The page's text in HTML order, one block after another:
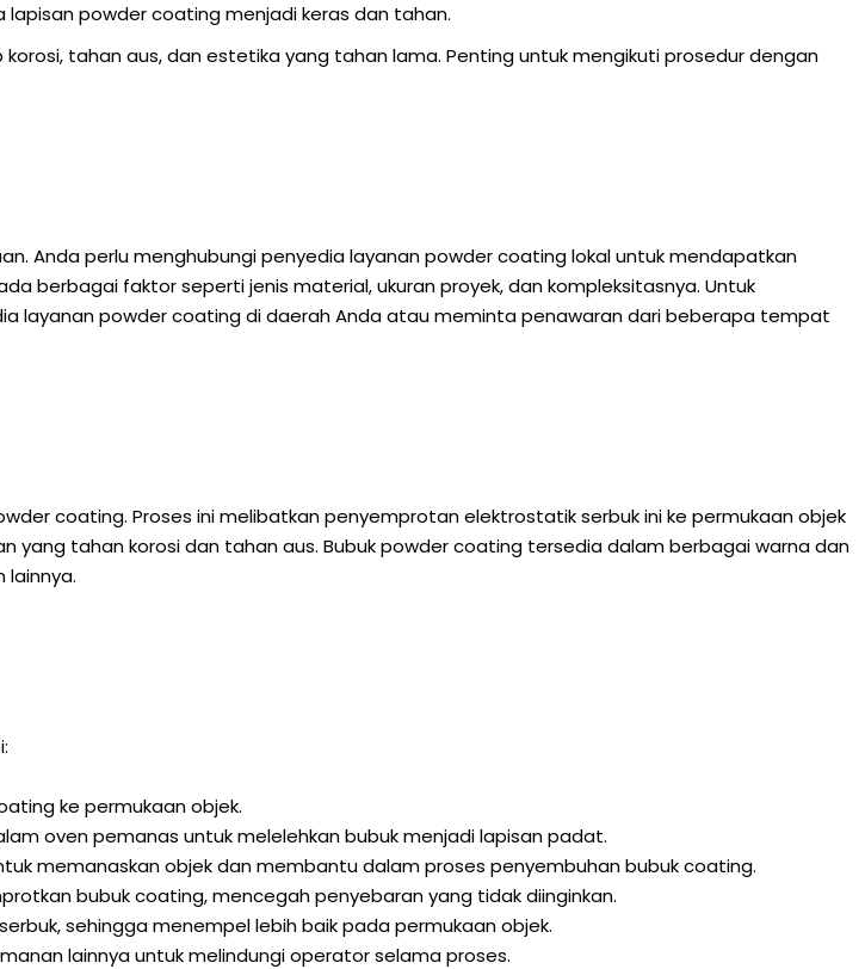
powder coating menjadi keras dan tahan.
tahan aus, dan estetika yang tahan lama. Penting untuk mengikuti prosedur dengan
Anda perlu menghubungi penyedia layanan powder coating lokal untuk mendapatkan
berbagai faktor seperti jenis material, ukuran proyek, dan kompleksitasnya. Untuk
layanan powder coating di daerah Anda atau meminta penawaran dari beberapa tempat
coating. Proses ini melibatkan penyemprotan elektrostatik serbuk ini ke permukaan objek
yang tahan korosi dan tahan aus. Bubuk powder coating tersedia dalam berbagai warna dan
lainnya.
ke permukaan objek.
oven pemanas untuk melelehkan bubuk menjadi lapisan padat.
memanaskan objek dan membantu dalam proses penyembuhan bubuk coating.
bubuk coating, mencegah penyebaran yang tidak diinginkan.
sehingga menempel lebih baik pada permukaan objek.
lainnya untuk melindungi operator selama proses.